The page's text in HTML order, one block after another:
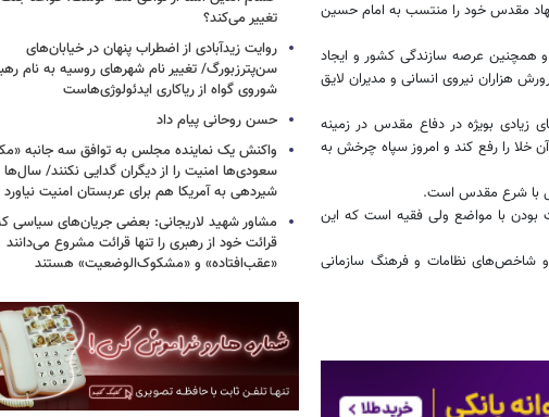
مقدس خود را منتسب به امام حسین
و همچنین عرصه سازندگی کشور و ایجاد
هزاران نیروی انسانی و مدیران لایق
زیادی بویژه در دفاع مقدس در زمینه
خلا را رفع کند و امروز سپاه چرخش به
با شرع مقدس است.
بودن با مواضع ولی فقیه است که این
و شاخص‌های نظامات و فرهنگ سازمانی
تغییر می‌کند؟
روایت زیدآبادی از اضطراب پنهان در خیابان‌های
سن‌پترزبورگ/ تغییر نام شهرهای روسیه به نام
شوروی گواه از ریاکاری ایدئولوژی‌هاست
حسن روحانی پیام داد
واکنش یک نماینده مجلس به توافق سه جانبه
سعودی‌ها امنیت را از دیگران گدایی نکنند/ سال‌ها
شیردهی به آمریکا هم برای عربستان امنیت نیاورد
مشاور شهید لاریجانی: بعضی جریان‌های سیاسی
قرائت خود از رهبری را تنها قرائت مشروع می‌دانند
«عقب‌افتاده» و «مشکوک‌الوضعیت» هستند